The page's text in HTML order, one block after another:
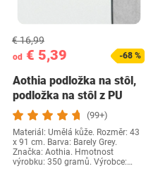
od € 5,39
€ 16,99
-68 %
Aothia podložka na stôl,
podložka na stôl z PU
kože,…
(99+)
Materiál: Umělá kůže. Rozměr: 43
x 91 cm. Barva: Barely Grey.
Značka: Aothia. Hmotnost
výrobku: 350 gramů. Výrobce:…